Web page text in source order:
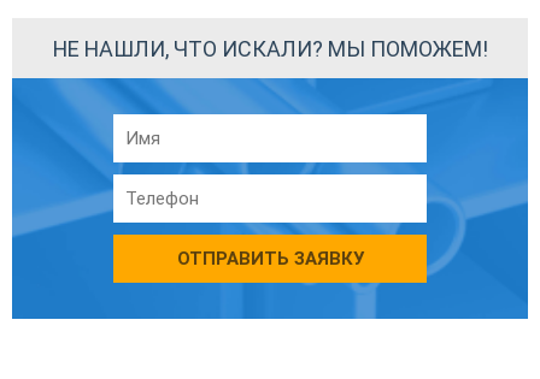
НЕ НАШЛИ, ЧТО ИСКАЛИ? МЫ ПОМОЖЕМ!
ОТПРАВИТЬ ЗАЯВКУ